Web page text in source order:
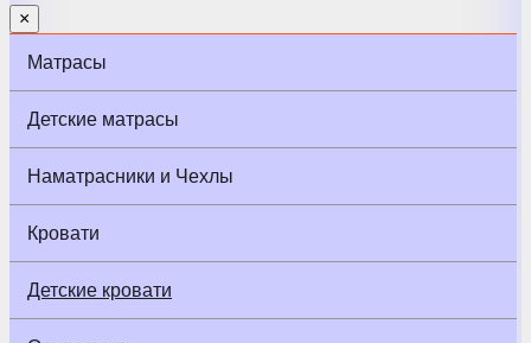
×
Матрасы
Детские матрасы
Наматрасники и Чехлы
Кровати
Детские кровати